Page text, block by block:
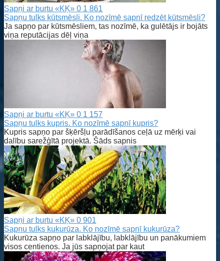
Sapņi ar burtu «KĶ» 0 1 861
Sapņu tulks kūtsmēsli. Ko nozīmē sapnī redzēt kūtsmēsli?
Ja sapņo par kūtsmēsliem, tas nozīmē, ka gulētājs ir bojāts
viņa reputācijas dēļ viņa
Sapņi ar burtu «KĶ» 0 1 157
Sapņu tulks kupris. Ko nozīmē sapnī kupris?
Kupris sapņo par šķēršļu parādīšanos ceļā uz mērķi vai
dalību sarežģītā projektā. Šāds sapnis
Sapņi ar burtu «KĶ» 0 901
Sapnu tulks kukurūza. Ko nozīmē sapnī kukurūza?
Kukurūza sapņo par labklājību, labklājību un panākumiem
visos centienos. Ja jūs sapņojat par kaut